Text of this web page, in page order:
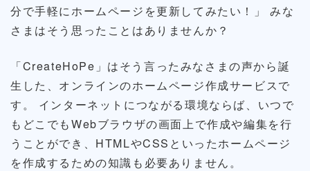
分で手軽にホームページを更新してみたい！」 みな
さまはそう思ったことはありませんか？
「CreateHoPe」はそう言ったみなさまの声から誕
生した、オンラインのホームページ作成サービスで
す。 インターネットにつながる環境ならば、いつで
もどこでもWebブラウザの画面上で作成や編集を行
うことができ、HTMLやCSSといったホームページ
を作成するための知識も必要ありません。